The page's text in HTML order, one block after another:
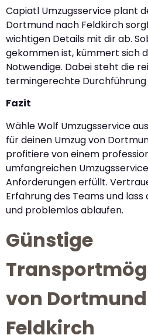
Capiatl Umzugsservice plant
Dortmund nach Feldkirch
wichtigen Details mit dir ab.
gekommen ist, kümmert sich
Notwendige. Dabei steht die
termingerechte Durchführung
Fazit
Wähle Wolf Umzugsservice
für deinen Umzug von
profitiere von einem
umfangreichen
Anforderungen erfüllt.
Erfahrung des Teams und
und problemlos ablaufen.
Günstige
von
Feldkirch